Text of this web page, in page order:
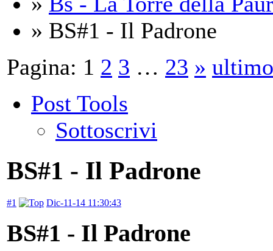
» BS#1 - Il Padrone
Pagina: 1 2 3 … 23 » ultimo
Post Tools
Sottoscrivi
BS#1 - Il Padrone
#1 Dic-11-14 11:30:43
BS#1 - Il Padrone